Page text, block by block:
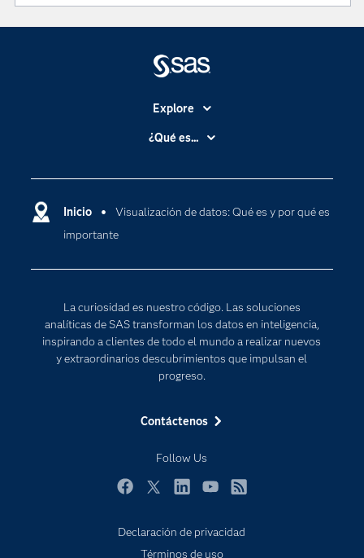
Inicio
Visualización de datos: Qué es y por qué es
importante
La curiosidad es nuestro código. Las soluciones
analíticas de SAS transforman los datos en inteligencia,
inspirando a clientes de todo el mundo a realizar nuevos
y extraordinarios descubrimientos que impulsan el
progreso.
Contáctenos
Follow Us
Explore
Accesibilidad
Compañía
Comunidades
Estudiantes
Eventos
Formación
Mi SAS
Oportunidades profesionales
Probar / Comprar
Sala de prensa
¿Qué es...
Cloud Computing
Internet de las Cosas
Declaración de privacidad
Términos de uso